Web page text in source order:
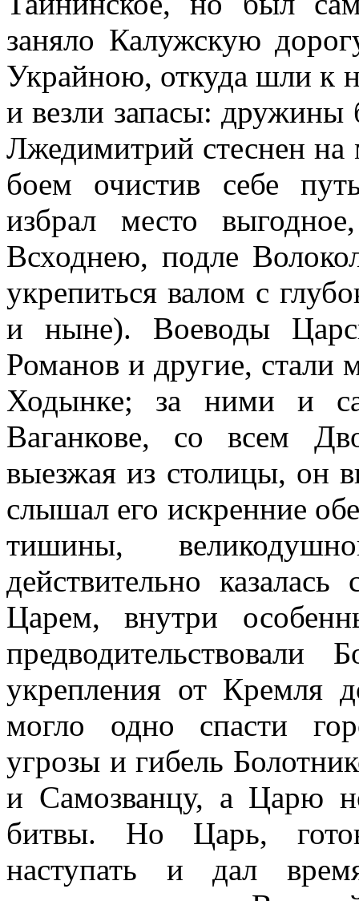
заняло Калужскую
Украйною, откуда шли к
и везли запасы: дружины
Лжедимитрий стеснен на
боем очистив себе
избрал место
Всходнею, подле
укрепиться валом с
и ныне). Воеводы
Романов и другие,
Ходынке; за ними и
Ваганкове, со всем
выезжая из столицы, он
слышал его искренние
тишины,
действительно
Царем, внутри
укрепления от Кремля
могло одно спасти
угрозы и гибель
и Самозванцу, а Царю
битвы. Но Царь,
наступать и дал